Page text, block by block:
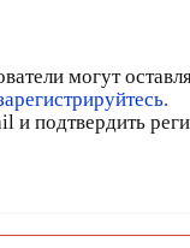
могут
и подтвердить